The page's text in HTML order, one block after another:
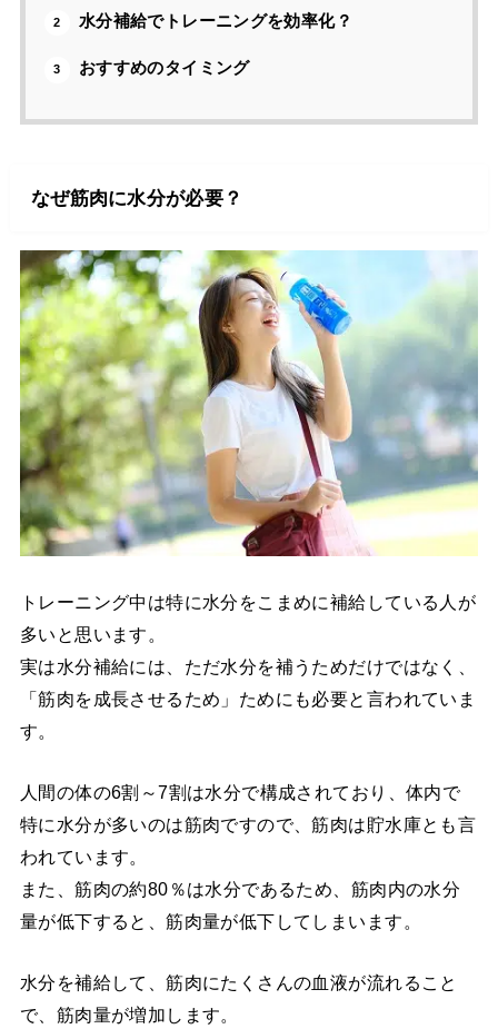
2 水分補給でトレーニングを効率化？
3 おすすめのタイミング
なぜ筋肉に水分が必要？
トレーニング中は特に水分をこまめに補給している人が
多いと思います。
実は水分補給には、ただ水分を補うためだけではなく、
「筋肉を成長させるため」ためにも必要と言われていま
す。
人間の体の6割～7割は水分で構成されており、体内で
特に水分が多いのは筋肉ですので、筋肉は貯水庫とも言
われています。
また、筋肉の約80％は水分であるため、筋肉内の水分
量が低下すると、筋肉量が低下してしまいます。
水分を補給して、筋肉にたくさんの血液が流れること
で、筋肉量が増加します。